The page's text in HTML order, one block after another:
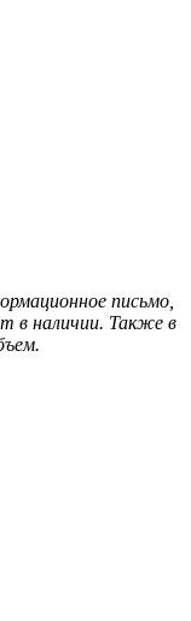
письмо,
в наличии. Также в